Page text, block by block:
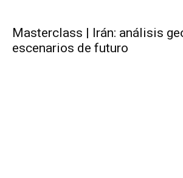
Masterclass | Irán: análisis
escenarios de futuro